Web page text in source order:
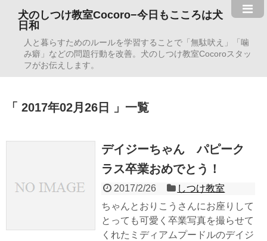
犬のしつけ教室Cocoro−今日もこころは犬
日和
人と暮らすためのルールを学習することで「無駄吠え」「噛
み癖」などの問題行動を改善。犬のしつけ教室Cocoroスタッ
フがお伝えします。
2017年02月26日 一覧
デイジーちゃん パピーク
ラス卒業おめでとう！
2017/2/26
しつけ教室
ちゃんとおりこうさんにお座りして
とっても可愛く卒業写真を撮らせて
くれたミディアムプードルのデイジ